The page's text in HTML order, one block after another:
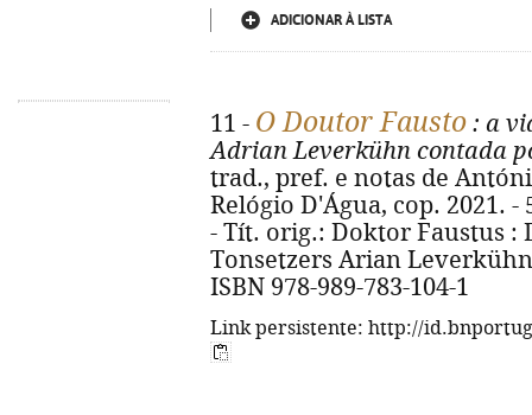
ADICIONAR À LISTA
11 - O Doutor Fausto : a
Adrian Leverkühn contada
trad., pref. e notas de
Relógio D'Água, cop. 2021. -
- Tít. orig.: Doktor Faustus :
Tonsetzers Arian
ISBN 978-989-783-104-1
Link persistente: http://